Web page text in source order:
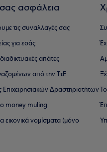
σας ασφάλεια
τις συναλλαγές σας
για εσάς
απάτες
από την ΤτΕ
Επιχειρησιακών ∆ραστηριοτήτων
money muling
εικονικά νομίσματα (μόνο